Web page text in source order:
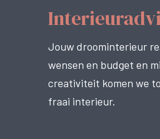
Jouw droominterieur
wensen en budget en
creativiteit komen we
fraai interieur.